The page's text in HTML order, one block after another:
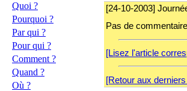
Quoi ?
Pourquoi ?
Par qui ?
Pour qui ?
Comment ?
Quand ?
Où ?
[24-10-2003]
Pas de
[Lisez l'article
[Retour aux derniers